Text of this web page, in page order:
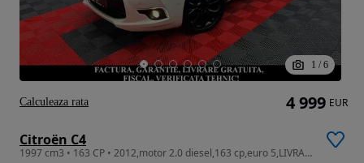
1 / 6
Citroën C4
1997 cm3 • 163 CP • 2012,motor 2.0 diesel,163 cp,euro 5,LIVRARE GRATUITA,GARANTIE
4 999 EUR
Calculeaza rata